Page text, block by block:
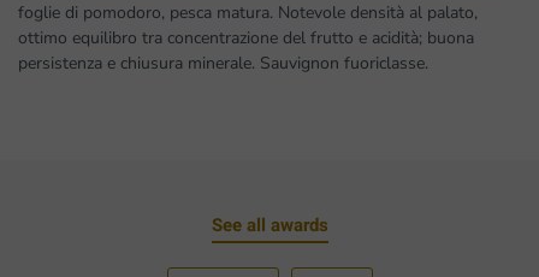
foglie di pomodoro, pesca matura. Notevole densità al palato,
ottimo equilibro tra concentrazione del frutto e acidità; buona
persistenza e chiusura minerale. Sauvignon fuoriclasse.
See all awards